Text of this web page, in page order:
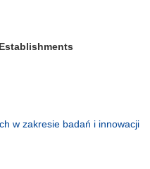
w zakresie badań i innowacji